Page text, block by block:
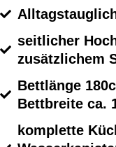
seitlicher
zusätzlichem
Bettlänge
Bettbreite ca.
komplette